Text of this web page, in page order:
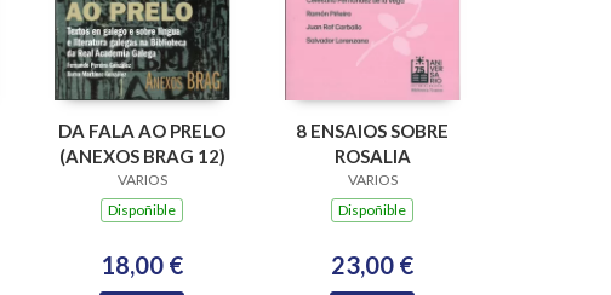
DA FALA AO PRELO
(ANEXOS BRAG 12)
VARIOS
Dispoñible
18,00 €
8 ENSAIOS SOBRE
ROSALIA
VARIOS
Dispoñible
23,00 €